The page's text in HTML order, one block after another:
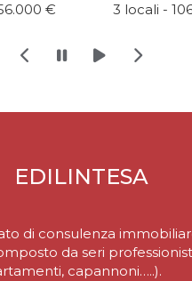
€ 2 locali -
EDILINTESA
di consulenza
da seri
capannoni…..).